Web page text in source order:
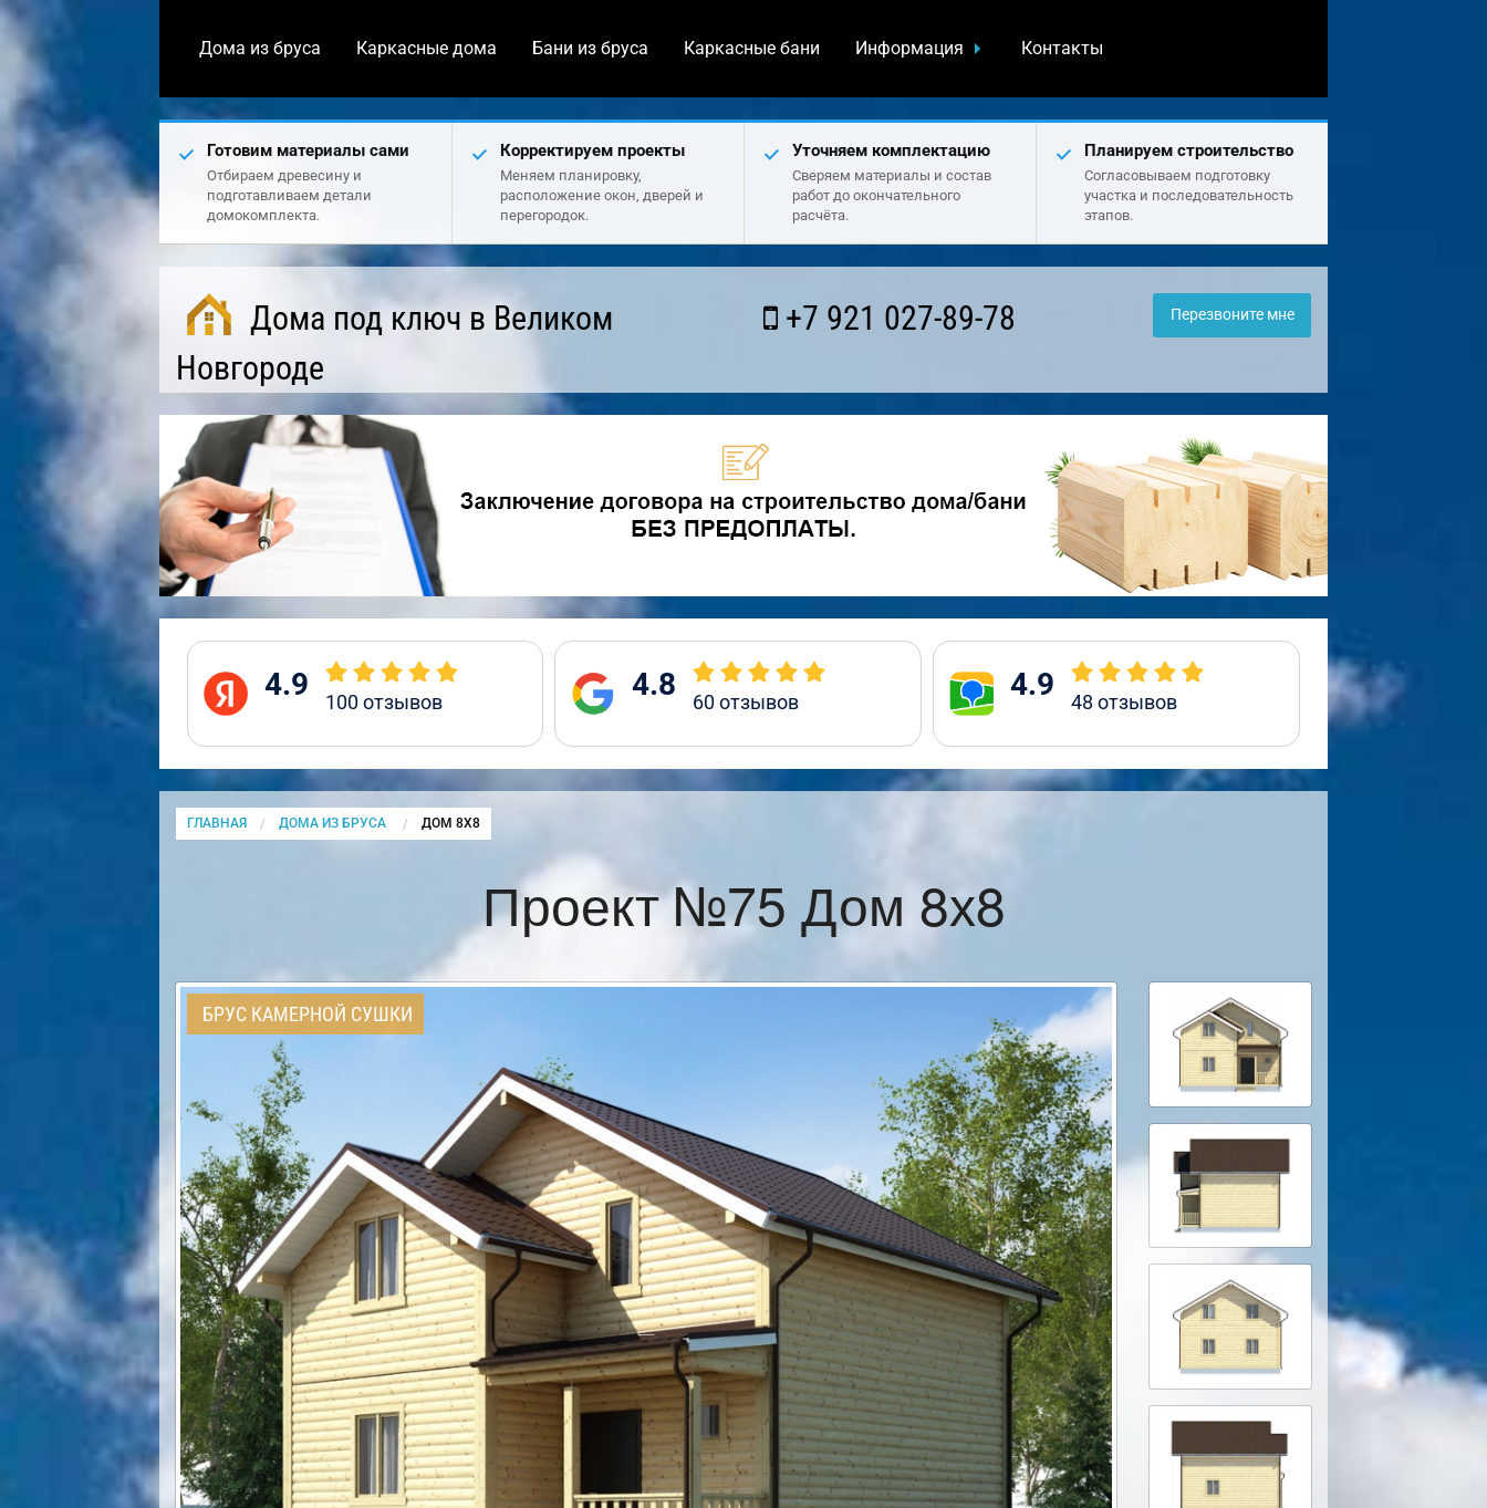
Дома из бруса Каркасные дома Бани из бруса Каркасные бани Информация Контакты
Готовим материалы сами
Отбираем древесину и
подготавливаем детали
домокомплекта.
Корректируем проекты
Меняем планировку,
расположение окон, дверей и
перегородок.
Уточняем комплектацию
Сверяем материалы и состав
работ до окончательного
расчёта.
Планируем строительство
Согласовываем подготовку
участка и последовательность
этапов.
Дома под ключ в Великом
Новгороде
+7 921 027-89-78 Перезвоните мне
4.9 100отзывов 4.8 60отзывов 4.9 48 отзывов
ГЛАВНАЯ ДОМА ИЗ БРУСА CURRENT:
ДОМ 8Х8
Проект №75 Дом 8х8
БРУС КАМЕРНОЙ СУШКИ